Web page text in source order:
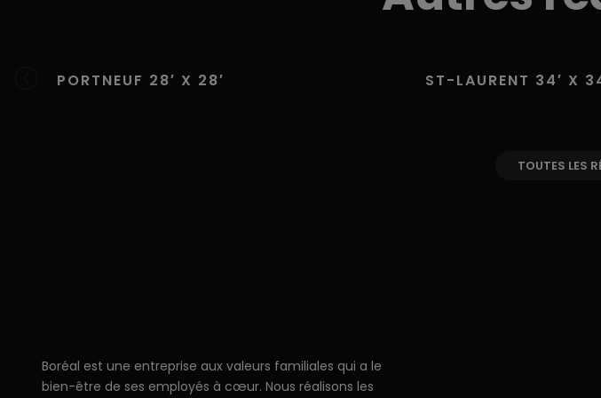
PORTNEUF 28′ X 28′ ST-LAURENT 34′ X
TOUTES LES
Boréal est une entreprise aux valeurs familiales qui a le
bien-être de ses employés à cœur. Nous réalisons les